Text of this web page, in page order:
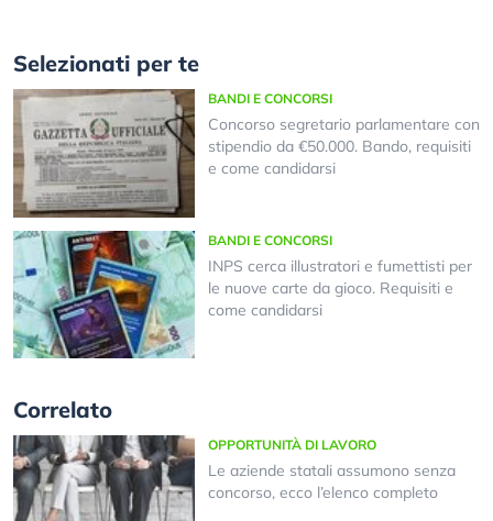
Selezionati per te
BANDI E CONCORSI
Concorso segretario parlamentare con
stipendio da €50.000. Bando, requisiti
e come candidarsi
BANDI E CONCORSI
INPS cerca illustratori e fumettisti per
le nuove carte da gioco. Requisiti e
come candidarsi
Correlato
OPPORTUNITÀ DI LAVORO
Le aziende statali assumono senza
concorso, ecco l’elenco completo